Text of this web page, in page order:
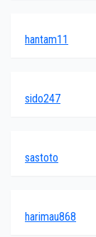
hantam11
sido247
sastoto
harimau868